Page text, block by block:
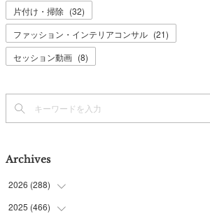
片付け・掃除 (32)
ファッション・インテリアコンサル (21)
セッション動画 (8)
Archives
2026 (288)
(9)
2025 (466)